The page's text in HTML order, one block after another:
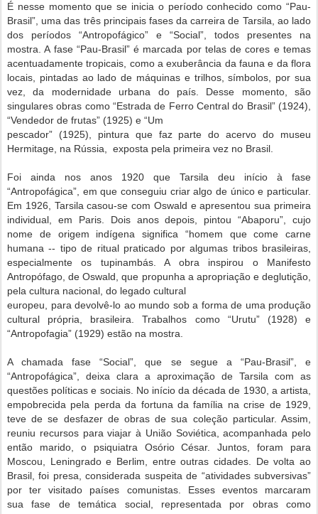
É nesse momento que se inicia o período conhecido como “Pau-
Brasil”, uma das três principais fases da carreira de Tarsila, ao lado
dos períodos “Antropofágico” e “Social”, todos presentes na
mostra. A fase “Pau-Brasil” é marcada por telas de cores e temas
acentuadamente tropicais, como a exuberância da fauna e da flora
locais, pintadas ao lado de máquinas e trilhos,símbolos, por sua
vez, da modernidade urbana do país. Desse momento, são
singulares obras como “Estrada de Ferro Central do Brasil” (1924),
“Vendedor de frutas” (1925) e “Um
pescador” (1925), pintura que faz parte do acervo do museu
Hermitage, na Rússia, exposta pela primeira vez no Brasil.
Foi ainda nos anos 1920 que Tarsila deu início à fase
“Antropofágica”, em que conseguiu criar algo de único e particular.
Em 1926, Tarsila casou-se com Oswald e apresentou sua primeira
individual, em Paris. Dois anos depois, pintou “Abaporu”, cujo
nome de origem indígena significa “homem que come carne
humana -- tipo de ritual praticado por algumas tribos brasileiras,
especialmente os tupinambás. A obra inspirou o Manifesto
Antropófago, deOswald, que propunha a apropriação e deglutição,
pela cultura nacional, do legado cultural
europeu, para devolvê-lo ao mundo sob a forma de uma produção
cultural própria, brasileira.Trabalhos como “Urutu” (1928) e
“Antropofagia” (1929) estão na mostra.
A chamada fase “Social”, que se segue a “Pau-Brasil”, e
“Antropofágica”, deixa clara a aproximação de Tarsila com as
questões políticas e sociais. No início da década de 1930, a artista,
empobrecida pela perda da fortuna da família na crise de 1929,
teve de se desfazer de obras de sua coleção particular. Assim,
reuniu recursos para viajar à União Soviética,acompanhada pelo
então marido, o psiquiatra Osório César. Juntos, foram para
Moscou, Leningrado e Berlim, entre outras cidades. De volta ao
Brasil, foi presa, considerada suspeitade “atividades subversivas”
por ter visitado países comunistas. Esses eventos marcaram
suafase de temática social, representada por obras como